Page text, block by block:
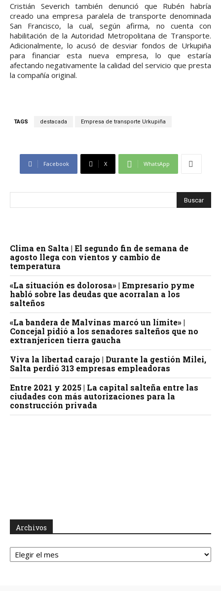
Cristián Severich también denunció que Rubén habría
creado una empresa paralela de transporte denominada
San Francisco, la cual, según afirma, no cuenta con
habilitación de la Autoridad Metropolitana de Transporte.
Adicionalmente, lo acusó de desviar fondos de Urkupiña
para financiar esta nueva empresa, lo que estaría
afectando negativamente la calidad del servicio que presta
la compañía original.
TAGS destacada Empresa de transporte Urkupiña
Facebook X WhatsApp
Clima en Salta | El segundo fin de semana de
agosto llega con vientos y cambio de
temperatura
«La situación es dolorosa» | Empresario pyme
habló sobre las deudas que acorralan a los
salteños
«La bandera de Malvinas marcó un límite» |
Concejal pidió a los senadores salteños que no
extranjericen tierra gaucha
Viva la libertad carajo | Durante la gestión Milei,
Salta perdió 313 empresas empleadoras
Entre 2021 y 2025 | La capital salteña entre las
ciudades con más autorizaciones para la
construcción privada
Archivos
Archivos